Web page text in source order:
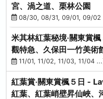
宮、渦之道、栗林公園
08/30, 08/31, 09/01, 09/02
米其林紅葉秘境‧關東賞
觀特急、久保田一竹美術
杏大道
11/01, 11/02, 11/03, 11/04
紅葉賞‧關東賞楓５日 -
紅葉、紅葉峭壁昇仙峽、